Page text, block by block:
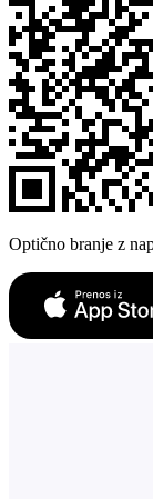
Optično branje z